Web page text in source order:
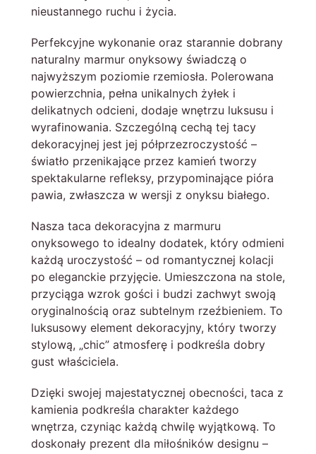
nieustannego ruchu i życia.
Perfekcyjne wykonanie oraz starannie dobrany
naturalny marmur onyksowy świadczą o
najwyższym poziomie rzemiosła. Polerowana
powierzchnia, pełna unikalnych żyłek i
delikatnych odcieni, dodaje wnętrzu luksusu i
wyrafinowania. Szczególną cechą tej tacy
dekoracyjnej jest jej półprzezroczystość –
światło przenikające przez kamień tworzy
spektakularne refleksy, przypominające pióra
pawia, zwłaszcza w wersji z onyksu białego.
Nasza taca dekoracyjna z marmuru
onyksowego to idealny dodatek, który odmieni
każdą uroczystość – od romantycznej kolacji
po eleganckie przyjęcie. Umieszczona na stole,
przyciąga wzrok gości i budzi zachwyt swoją
oryginalnością oraz subtelnym rzeźbieniem. To
luksusowy element dekoracyjny, który tworzy
stylową, „chic” atmosferę i podkreśla dobry
gust właściciela.
Dzięki swojej majestatycznej obecności, taca z
kamienia podkreśla charakter każdego
wnętrza, czyniąc każdą chwilę wyjątkową. To
doskonały prezent dla miłośników designu –